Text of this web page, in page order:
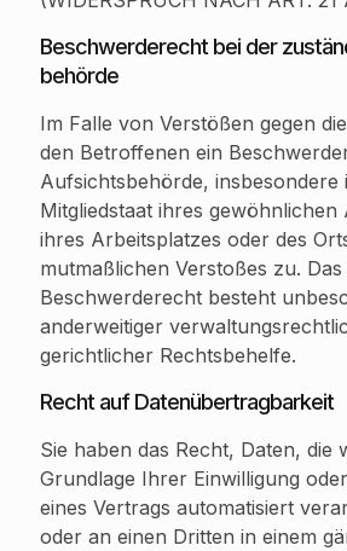
Beschwerde­recht bei der
behörde
Im Falle von Verstößen gegen
den Betroffenen ein
Aufsichtsbehörde, insbesondere
Mitgliedstaat ihres gewöhnlichen
ihres Arbeitsplatzes oder des
mutmaßlichen Verstoßes zu. Das
Beschwerderecht besteht
anderweitiger
gerichtlicher Rechtsbehelfe.
Recht auf Daten­übertrag­barkeit
Sie haben das Recht, Daten, die
Grundlage Ihrer Einwilligung
eines Vertrags automatisiert
oder an einen Dritten in einem